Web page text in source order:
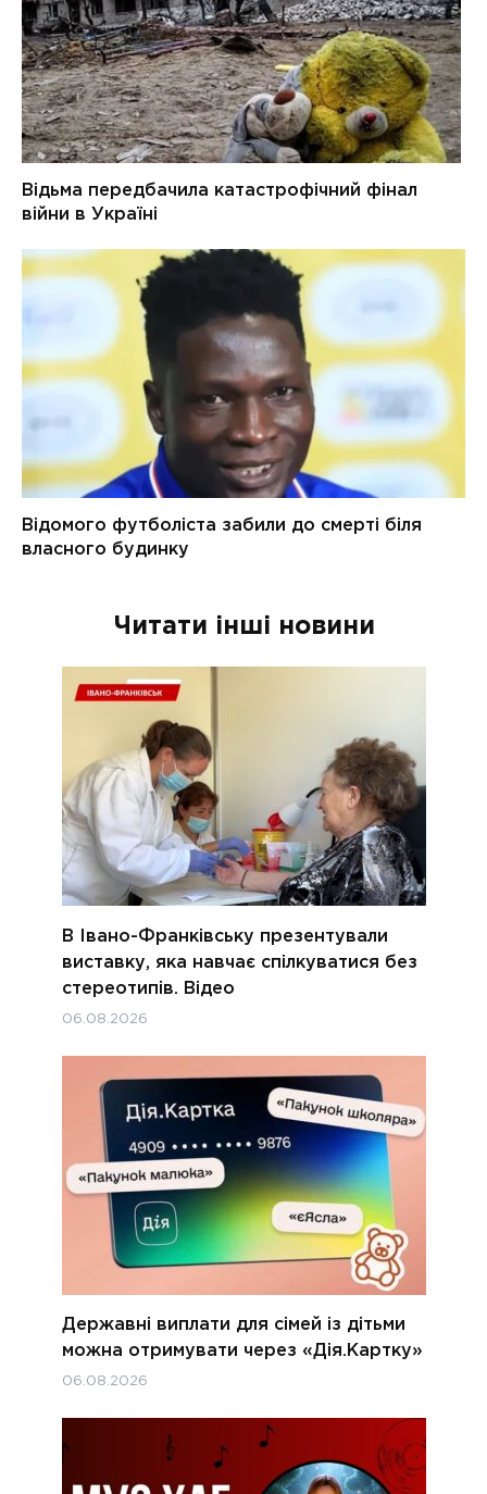
Читати інші новини
В Івано-Франківську презентували
виставку, яка навчає спілкуватися без
стереотипів. Відео
06.08.2026
Державні виплати для сімей із дітьми
можна отримувати через «Дія.Картку»
06.08.2026